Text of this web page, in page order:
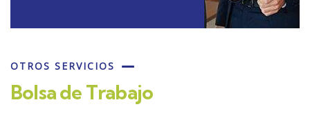
OTROS SERVICIOS
Bolsa de Trabajo